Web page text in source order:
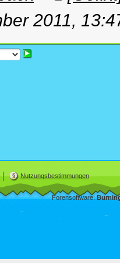
2011,
Nutzungsbestimmungen
Forensoftware: